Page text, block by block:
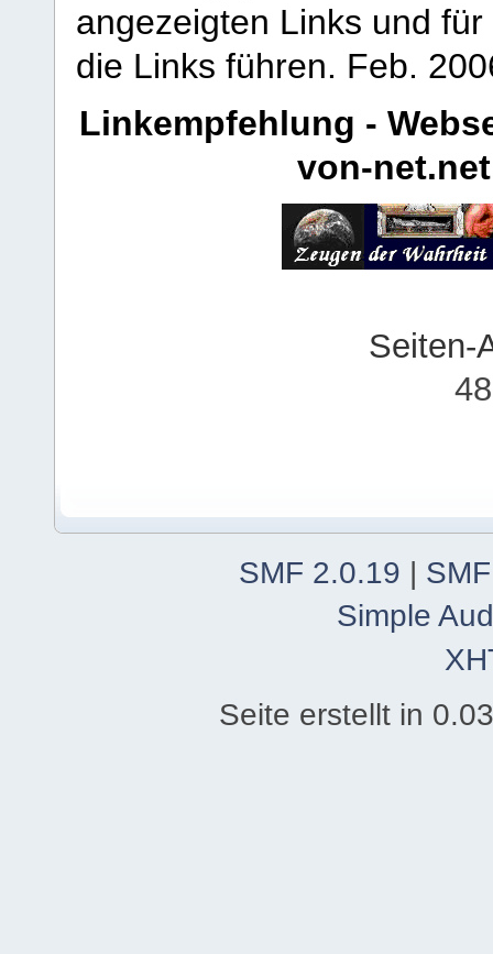
angezeigten Links und
die Links führen. Feb.
Linkempfehlung -
von-net.net
Seiten-
SMF 2.0.19 |
Simple
Seite erstellt in